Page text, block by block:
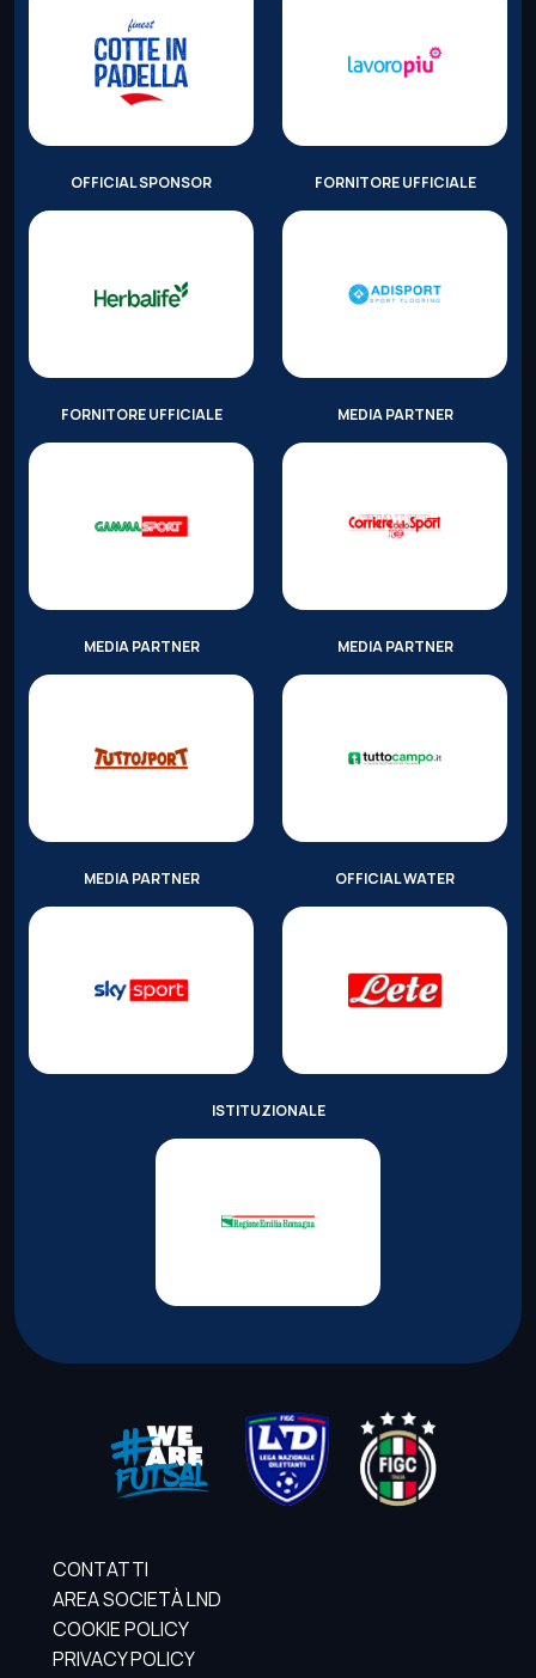
OFFICIAL SPONSOR FORNITORE UFFICIALE
FORNITORE UFFICIALE MEDIA PARTNER
MEDIA PARTNER MEDIA PARTNER
MEDIA PARTNER OFFICIAL WATER
ISTITUZIONALE
CONTATTI
AREA SOCIETÀ LND
COOKIE POLICY
PRIVACY POLICY